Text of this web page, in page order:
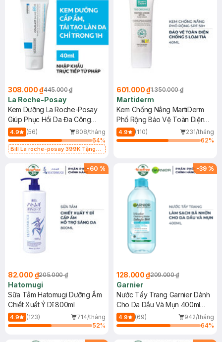
308.000 ₫445.000 ₫
La Roche-Posay
Kem Dưỡng La Roche-Posay
Giúp Phục Hồi Da Đa Công
Dụng 40ml
4.9 (56)
808/tháng
64%
Bill La roche-posay 399K Tặng
(SL có hạn)
601.000 ₫1.350.000 ₫
Martiderm
Kem Chống Nắng MartiDerm
Phổ Rộng Bảo Vệ Toàn Diện
40ml
4.9 (110)
231/tháng
62%
-60 %
82.000 ₫205.000 ₫
Hatomugi
Sữa Tắm Hatomugi Dưỡng Ẩm
Chiết Xuất Ý Dĩ 800ml
4.9 (123)
714/tháng
52%
-39 %
128.000 ₫209.000 ₫
Garnier
Nước Tẩy Trang Garnier Dành
Cho Da Dầu Và Mụn 400ml
(Mới)
4.9 (69)
942/tháng
64%